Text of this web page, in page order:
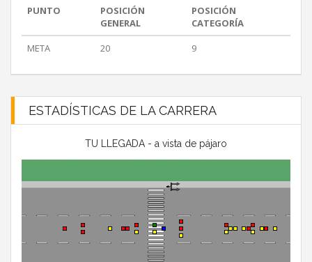
PUNTO
POSICIÓN
GENERAL
POSICIÓN
CATEGORÍA
META
20 9
ESTADÍSTICAS DE LA CARRERA
TU LLEGADA - a vista de pájaro